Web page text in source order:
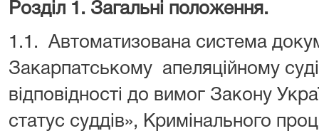
Розділ 1. Загальні положення.
1.1. Автоматизована система
Закарпатському апеляційному
відповідності до вимог Закону
статус суддів», Кримінального